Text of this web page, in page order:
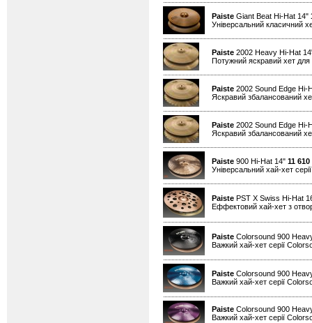
Paiste Giant Beat Hi-Hat 14"
Універсальний класичний
Paiste 2002 Heavy Hi-Hat
Потужний яскравий хет для
Paiste 2002 Sound Edge Hi-
Яскравий збалансований
Paiste 2002 Sound Edge Hi-
Яскравий збалансований
Paiste 900 Hi-Hat 14" 11 610
Універсальний хай-хет
Paiste PST X Swiss Hi-Hat
Еффектовий хай-хет з
Paiste Colorsound 900
Важкий хай-хет серії
Paiste Colorsound 900
Важкий хай-хет серії
Paiste Colorsound 900
Важкий хай-хет серії